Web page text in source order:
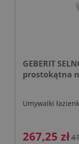
GEBERIT
prostokątna
Umywalki
267,25 zł